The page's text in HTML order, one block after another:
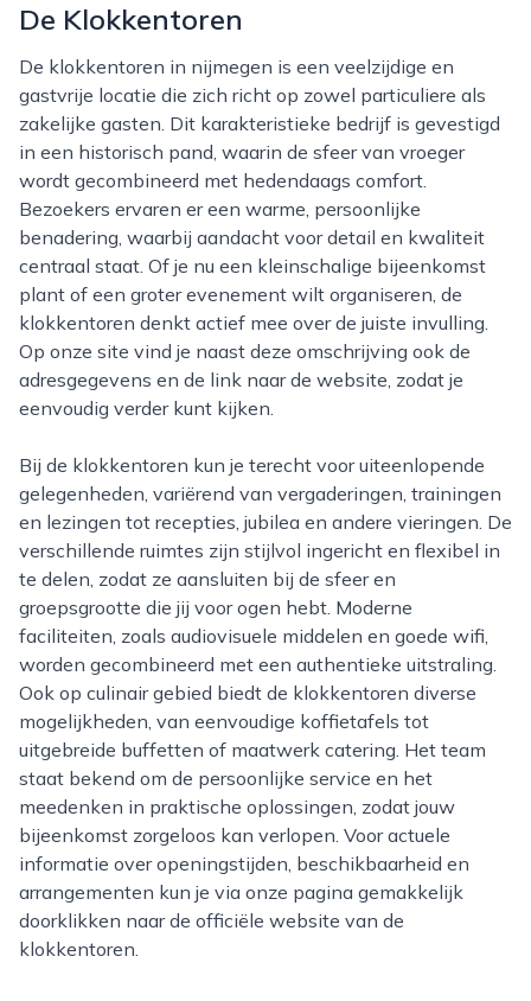
De Klokkentoren
De klokkentoren in nijmegen is een veelzijdige en
gastvrije locatie die zich richt op zowel particuliere als
zakelijke gasten. Dit karakteristieke bedrijf is gevestigd
in een historisch pand, waarin de sfeer van vroeger
wordt gecombineerd met hedendaags comfort.
Bezoekers ervaren er een warme, persoonlijke
benadering, waarbij aandacht voor detail en kwaliteit
centraal staat. Of je nu een kleinschalige bijeenkomst
plant of een groter evenement wilt organiseren, de
klokkentoren denkt actief mee over de juiste invulling.
Op onze site vind je naast deze omschrijving ook de
adresgegevens en de link naar de website, zodat je
eenvoudig verder kunt kijken.
Bij de klokkentoren kun je terecht voor uiteenlopende
gelegenheden, variërend van vergaderingen, trainingen
en lezingen tot recepties, jubilea en andere vieringen. De
verschillende ruimtes zijn stijlvol ingericht en flexibel in
te delen, zodat ze aansluiten bij de sfeer en
groepsgrootte die jij voor ogen hebt. Moderne
faciliteiten, zoals audiovisuele middelen en goede wifi,
worden gecombineerd met een authentieke uitstraling.
Ook op culinair gebied biedt de klokkentoren diverse
mogelijkheden, van eenvoudige koffietafels tot
uitgebreide buffetten of maatwerk catering. Het team
staat bekend om de persoonlijke service en het
meedenken in praktische oplossingen, zodat jouw
bijeenkomst zorgeloos kan verlopen. Voor actuele
informatie over openingstijden, beschikbaarheid en
arrangementen kun je via onze pagina gemakkelijk
doorklikken naar de officiële website van de
klokkentoren.